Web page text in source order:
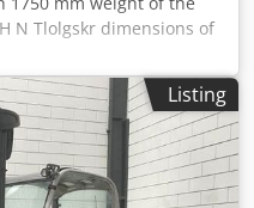
N Tlolgskr dimensions of
mm Sweeper for
width 1750 mm,
level compensation and
roller 520 mm
tray with hydraulic
height-adjustable
Listing